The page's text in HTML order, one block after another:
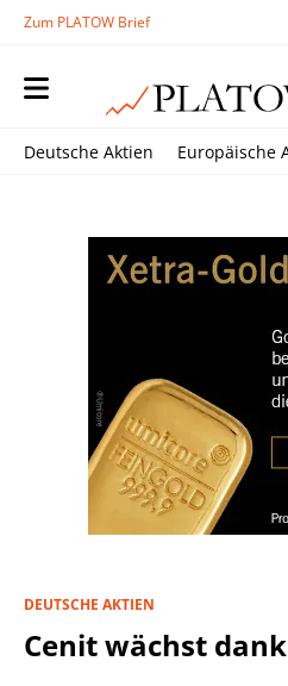
Zum PLATOW Brief
Deutsche Aktien Europäische
DEUTSCHE AKTIEN
Cenit wächst